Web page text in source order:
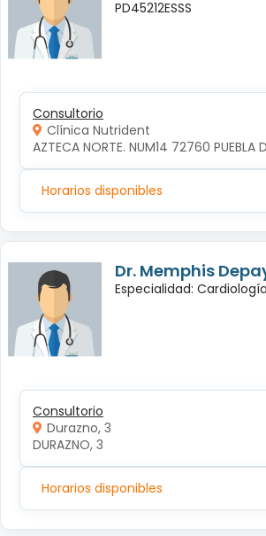
PD45212ESSS
Consultorio
Clínica Nutrident
AZTECA NORTE. NUM14 72760 PUEBLA
Horarios disponibles
Dr. Memphis
Especialidad:
Consultorio
Durazno, 3
DURAZNO, 3
Horarios disponibles